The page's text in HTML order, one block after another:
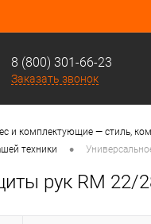
8 (800) 301-66-23
Заказать звонок
и комплектующие — стиль,
техники
•
рук RM 22/